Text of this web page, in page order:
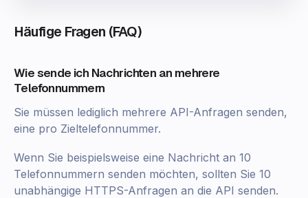
Häufige Fragen (FAQ)
Wie sende ich Nachrichten an mehrere
Telefonnummern
Sie müssen lediglich mehrere API-Anfragen senden,
eine pro Zieltelefonnummer.
Wenn Sie beispielsweise eine Nachricht an 10
Telefonnummern senden möchten, sollten Sie 10
unabhängige HTTPS-Anfragen an die API senden.